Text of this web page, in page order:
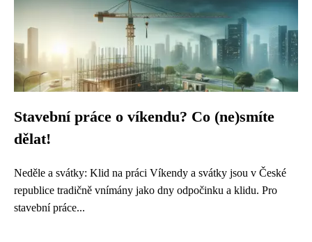
Stavební práce o víkendu? Co (ne)smíte
dělat!
Neděle a svátky: Klid na práci Víkendy a svátky jsou v České
republice tradičně vnímány jako dny odpočinku a klidu. Pro
stavební práce...